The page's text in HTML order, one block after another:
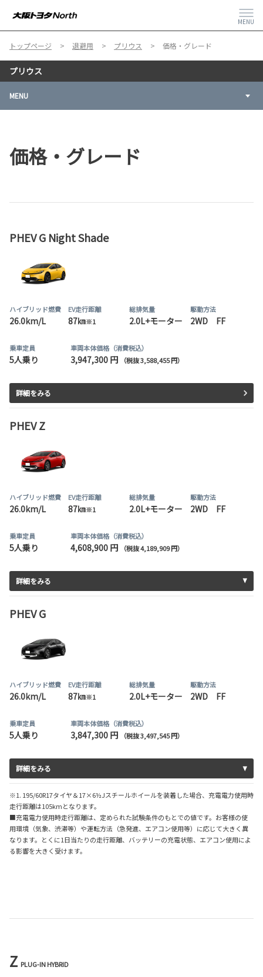
MENU
トップページ 退避用 プリウス 価格・グレード
プリウス
MENU
価格・グレード
PHEV G Night Shade
ハイブリッド燃費
26.0km/L
EV走行距離
87㎞※1
総排気量
2.0L+モーター
駆動方法
2WD FF
乗車定員
5人乗り
車両本体価格（消費税込）
3,947,300 円 （税抜 3,588,455 円）
詳細をみる
PHEV Z
ハイブリッド燃費
26.0km/L
EV走行距離
87㎞※1
総排気量
2.0L+モーター
駆動方法
2WD FF
乗車定員
5人乗り
車両本体価格（消費税込）
4,608,900 円 （税抜 4,189,909 円）
詳細をみる
PHEV G
ハイブリッド燃費
26.0km/L
EV走行距離
87㎞※1
総排気量
2.0L+モーター
駆動方法
2WD FF
乗車定員
5人乗り
車両本体価格（消費税込）
3,847,300 円 （税抜 3,497,545 円）
詳細をみる
※1. 195/60R17タイヤ＆17×6½Jスチールホイールを装着した場合、充電電力使用時
走行距離は105kmとなります。
■充電電力使用時走行距離は、定められた試験条件のもとでの値です。お客様の使
用環境（気象、渋滞等）や運転方法（急発進、エアコン使用等）に応じて大きく異
なります。とくに1日当たりの走行距離、バッテリーの充電状態、エアコン使用によ
る影響を大きく受けます。
Z PLUG-IN HYBRID